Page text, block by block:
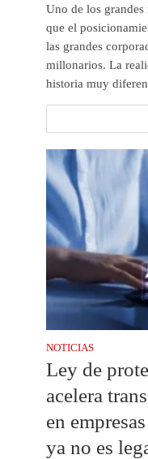
Uno de los
que el
las grandes
millonarios. La
historia muy
NOTICIAS
Ley de
acelera
en
ya no es